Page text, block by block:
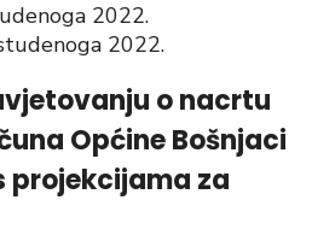
2022.
2022.
o nacrtu
Općine Bošnjaci
projekcijama za